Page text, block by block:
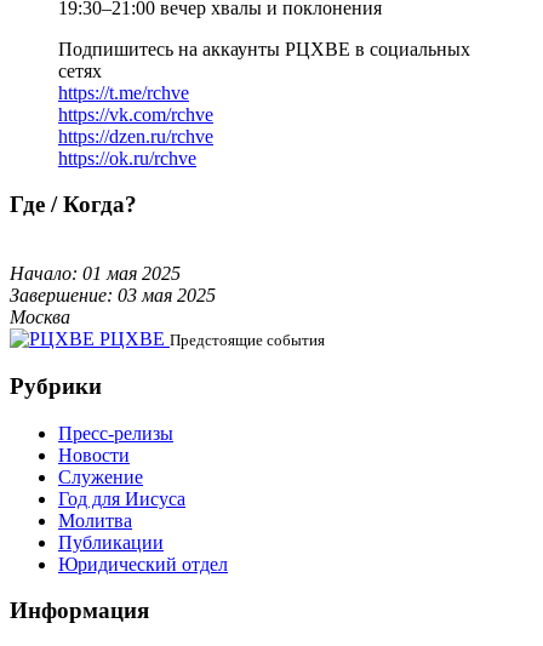
19:30–21:00 вечер хвалы и поклонения
Подпишитесь на аккаунты РЦХВЕ в социальных
сетях
https://t.me/rchve
https://vk.com/rchve
https://dzen.ru/rchve
https://ok.ru/rchve
Где / Когда?
Начало: 01 мая 2025
Завершение: 03 мая 2025
Москва
РЦХВЕ Предстоящие события
Рубрики
Пресс-релизы
Новости
Служение
Год для Иисуса
Молитва
Публикации
Юридический отдел
Информация